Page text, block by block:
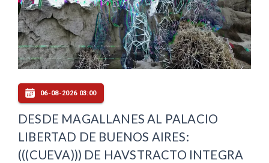
06-08-2026 03:00
DESDE MAGALLANES AL PALACIO
LIBERTAD DE BUENOS AIRES:
(((CUEVA))) DE HAVSTRACTO INTEGRA